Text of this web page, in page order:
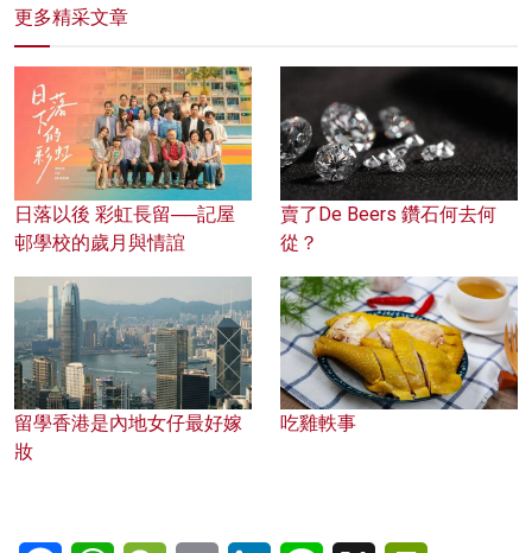
更多精采文章
日落以後 彩虹長留──記屋
邨學校的歲月與情誼
賣了De Beers 鑽石何去何
從？
留學香港是內地女仔最好嫁
妝
吃雞軼事